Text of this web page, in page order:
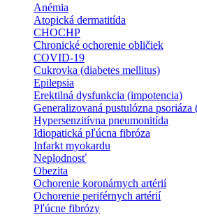
Anémia
Atopická dermatitída
CHOCHP
Chronické ochorenie obličiek
COVID-19
Cukrovka (diabetes mellitus)
Epilepsia
Erektilná dysfunkcia (impotencia)
Generalizovaná pustulózna psoriáza
Hypersenzitívna pneumonitída
Idiopatická pľúcna fibróza
Infarkt myokardu
Neplodnosť
Obezita
Ochorenie koronárnych artérií
Ochorenie periférnych artérií
Pľúcne fibrózy